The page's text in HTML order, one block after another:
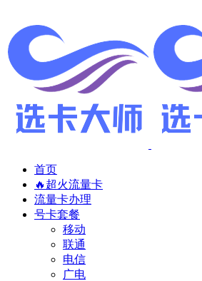
首页
🔥超火流量卡
流量卡办理
号卡套餐
移动
联通
电信
广电